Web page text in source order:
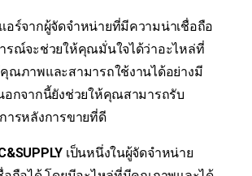
อร์จากผู้จัดจำหน่ายที่มีความน่าเชื่อถือ
รณ์จะช่วยให้คุณมั่นใจได้ว่าอะไหล่ที่
ณภาพและสามารถใช้งานได้อย่างมี
กจากนี้ยังช่วยให้คุณสามารถรับ
ารหลังการขายที่ดี
เป็นหนึ่งในผู้จัดจำหน่าย